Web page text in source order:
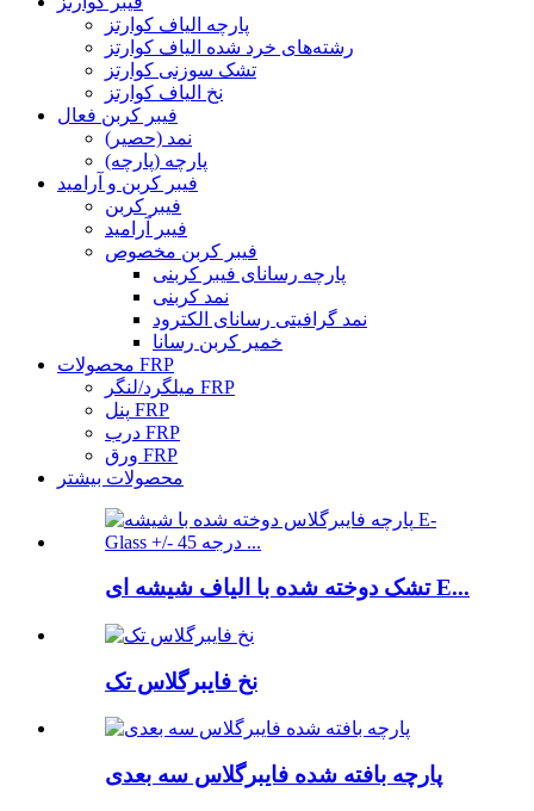
پارچه الیاف کوارتز
رشته‌های خرد شده الیاف کوارتز
تشک سوزنی کوارتز
نخ الیاف کوارتز
فیبر کربن فعال
نمد (حصیر)
پارچه (پارچه)
فیبر کربن و آرامید
فیبر کربن
فیبر آرامید
فیبر کربن مخصوص
پارچه رسانای فیبر کربنی
نمد کربنی
نمد گرافیتی رسانای الکترود
خمیر کربن رسانا
محصولات FRP
میلگرد/لنگر FRP
پنل FRP
درب FRP
ورق FRP
محصولات بیشتر
تشک دوخته شده با الیاف شیشه ای E...
نخ فایبرگلاس تک
پارچه بافته شده فایبرگلاس سه بعدی